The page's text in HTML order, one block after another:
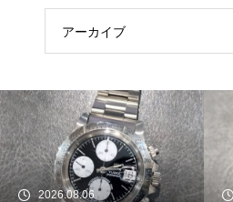
アーカイブ
2026.08.06